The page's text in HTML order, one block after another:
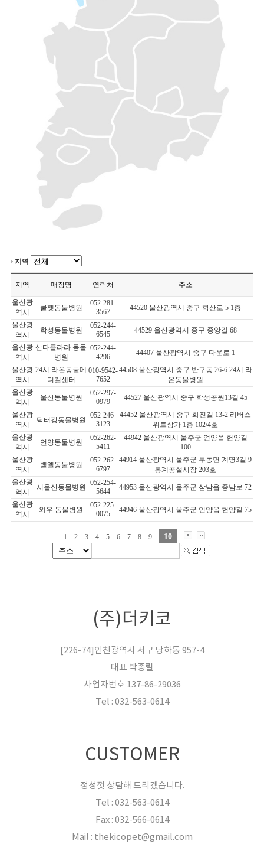
지역
지역 매장명 연락처 주소
울산광
역시
쿨펫동물병원
052-281-
3567
44520 울산광역시 중구 학산로 5 1층
울산광
역시
학성동물병원
052-244-
6545
44529 울산광역시 중구 중앙길 68
울산광
역시
산타클라라 동물
병원
052-244-
4296
44407 울산광역시 중구 다운로 1
울산광
역시
24시 라온동물메
디컬센터
010-9542-
7652
44508 울산광역시 중구 반구동 26-6 24시 라
온동물병원
울산광
역시
울산동물병원
052-297-
0979
44527 울산광역시 중구 학성공원13길 45
울산광
역시
닥터강동물병원
052-246-
3123
44452 울산광역시 중구 화진길 13-2 리버스
위트상가 1층 102/4호
울산광
역시
언양동물병원
052-262-
5411
44942 울산광역시 울주군 언양읍 헌양길
100
울산광
역시
벧엘동물병원
052-262-
6797
44914 울산광역시 울주군 두동면 계명3길 9
봉계공설시장 203호
울산광
역시
서울산동물병원
052-254-
5644
44953 울산광역시 울주군 삼남읍 중남로 72
울산광
역시
와우 동물병원
052-225-
0075
44946 울산광역시 울주군 언양읍 헌양길 75
1 2 3 4 5 6 7 8 9 10
(주)더키코
[226-74]인천광역시 서구 당하동 957-4
대표 박종렬
사업자번호 137-86-29036
Tel : 032-563-0614
CUSTOMER
정성껏 상담해 드리겠습니다.
Tel : 032-563-0614
Fax : 032-566-0614
Mail : thekicopet@gmail.com